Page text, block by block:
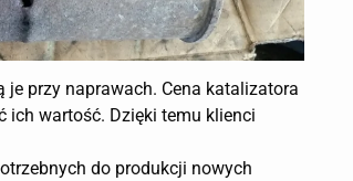
przy naprawach. Cena katalizatora
ich wartość. Dzięki temu klienci
do produkcji nowych